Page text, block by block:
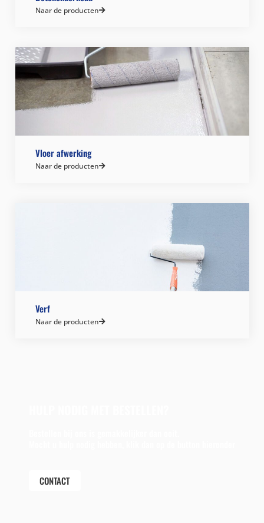
Naar de producten
Vloer afwerking
Naar de producten
Verf
Naar de producten
CONTACT